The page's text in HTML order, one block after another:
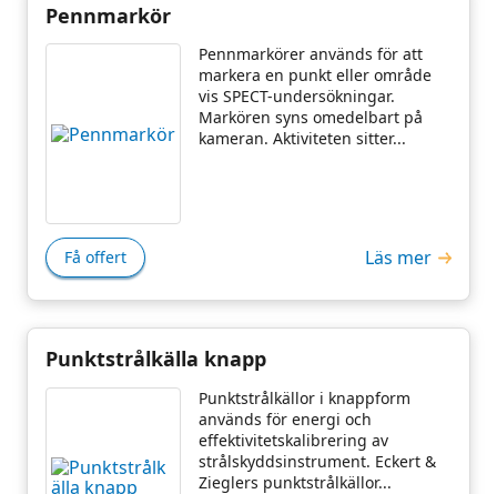
Pennmarkör
Pennmarkörer används för att
markera en punkt eller område
vis SPECT-undersökningar.
Markören syns omedelbart på
kameran. Aktiviteten sitter...
Få offert Läs mer
Punktstrålkälla knapp
Punktstrålkällor i knappform
används för energi och
effektivitetskalibrering av
strålskyddsinstrument. Eckert &
Zieglers punktstrålkällor...